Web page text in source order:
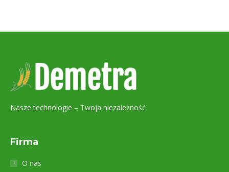
Nasze technologie – Twoja niezależność
Firma
O nas